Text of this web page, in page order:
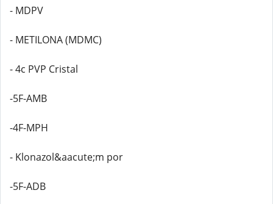
- MDPV
- METILONA (MDMC)
- 4c PVP Cristal
-5F-AMB
-4F-MPH
- Klonazol&aacute;m por
-5F-ADB